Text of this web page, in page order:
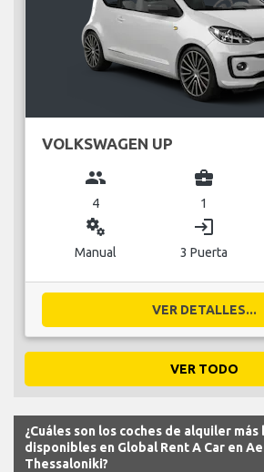
VOLKSWAGEN UP
group
4
business_center
1
miscellaneous_services
Manual
login
3 Puerta
VER DETALLES...
VER TODO
¿Cuáles son los coches de alquiler
disponibles en Global Rent A Car en
Thessaloniki?